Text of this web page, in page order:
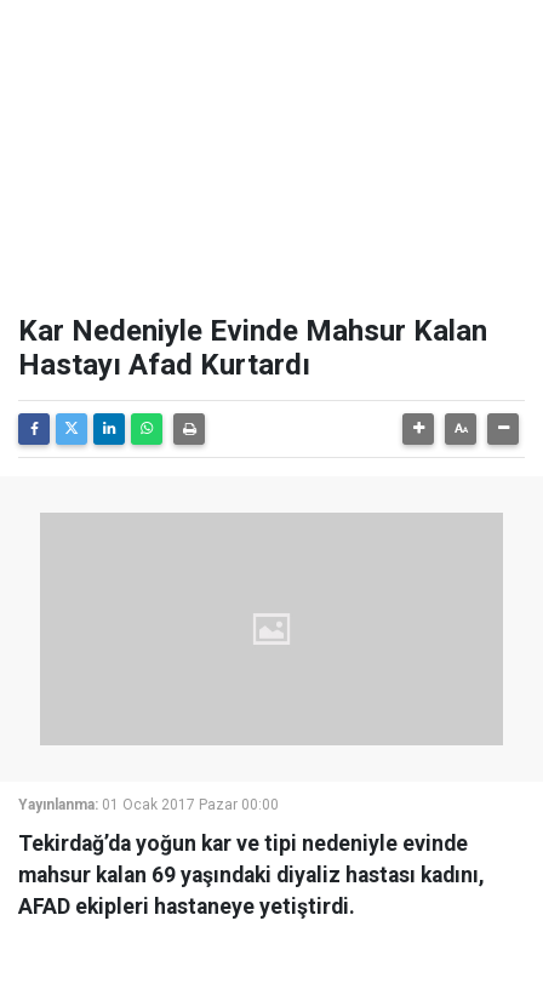
Kar Nedeniyle Evinde Mahsur Kalan
Hastayı Afad Kurtardı
Yayınlanma: 01 Ocak 2017 Pazar 00:00
Tekirdağ’da yoğun kar ve tipi nedeniyle evinde
mahsur kalan 69 yaşındaki diyaliz hastası kadını,
AFAD ekipleri hastaneye yetiştirdi.